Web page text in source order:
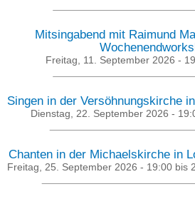
Mitsingabend mit Raimund
Freitag, 11. September 2026 -
Singen in der Versöhnungskirche
Dienstag, 22. September 2026 -
Chanten in der Michaelskirche in
Freitag, 25. September 2026 - 19:00 bis